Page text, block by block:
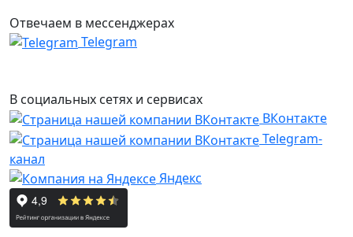
Отвечаем в мессенджерах
Telegram
В социальных сетях и сервисах
ВКонтакте
Telegram-
канал
Яндекс